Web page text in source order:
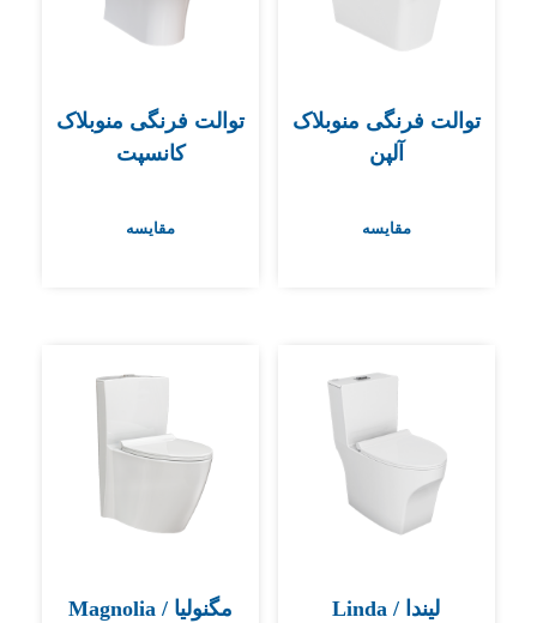
توالت فرنگی منوبلاک
آلپن
مقایسه
توالت فرنگی منوبلاک
کانسپت
مقایسه
لیندا / Linda مگنولیا / Magnolia